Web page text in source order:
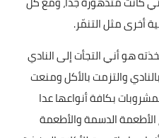
أخرى مثل التنمّر.
هو أني التجأت إلى النادي
والتزمت بالأكل ومنعت
بكافة أنواعها عدا
الدسمة والأطعمة